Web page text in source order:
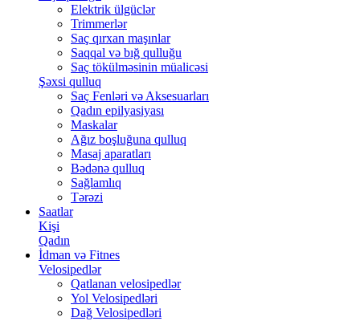
Elektrik ülgüclər
Trimmerlər
Saç qırxan maşınlar
Saqqal və bığ qulluğu
Saç tökülməsinin müalicəsi
Şəxsi qulluq
Saç Fenləri və Aksesuarları
Qadın epilyasiyası
Maskalar
Ağız boşluğuna qulluq
Masaj aparatları
Bədənə qulluq
Sağlamlıq
Tərəzi
Saatlar
Kişi
Qadın
İdman və Fitnes
Velosipedlər
Qatlanan velosipedlər
Yol Velosipedləri
Dağ Velosipedləri